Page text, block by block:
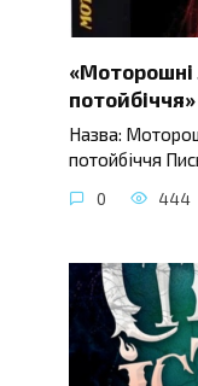
«Моторошні
Назва:
потойбіччя
0 444